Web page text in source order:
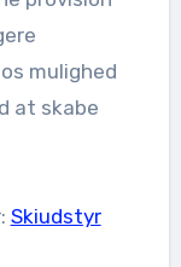
mulighed
at skabe
Skiudstyr